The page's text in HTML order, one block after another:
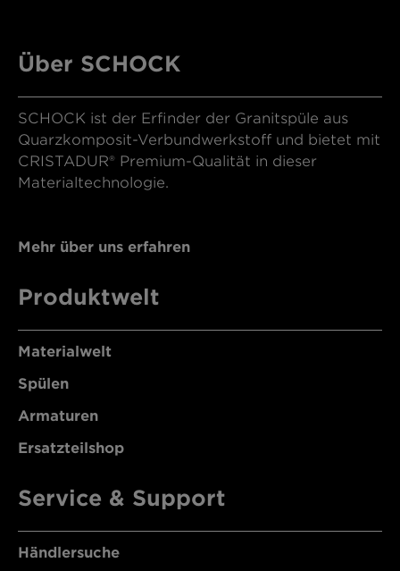
Über SCHOCK
SCHOCK ist der Erfinder der Granitspüle aus
Quarzkomposit-Verbundwerkstoff und bietet mit
CRISTADUR® Premium-Qualität in dieser
Materialtechnologie.
Mehr über uns erfahren
Produktwelt
Materialwelt
Spülen
Armaturen
Ersatzteilshop
Service & Support
Händlersuche